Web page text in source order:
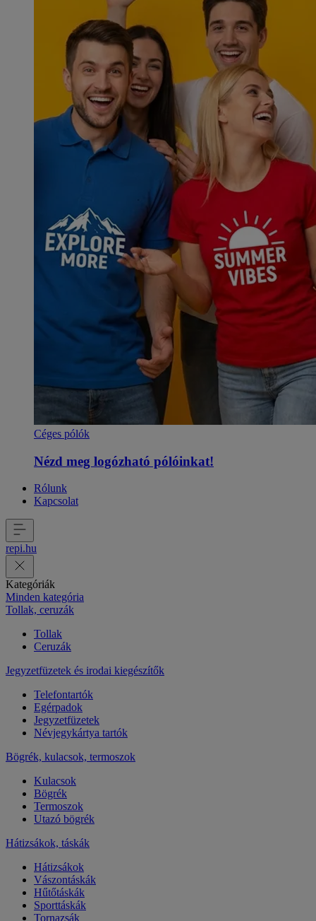
Céges pólók
Nézd meg logózható pólóinkat!
Rólunk
Kapcsolat
repi.hu
Kategóriák
Minden kategória
Tollak, ceruzák
Tollak
Ceruzák
Jegyzetfüzetek és irodai kiegészítők
Telefontartók
Egérpadok
Jegyzetfüzetek
Névjegykártya tartók
Bögrék, kulacsok, termoszok
Kulacsok
Bögrék
Termoszok
Utazó bögrék
Hátizsákok, táskák
Hátizsákok
Vászontáskák
Hűtőtáskák
Sporttáskák
Tornazsák